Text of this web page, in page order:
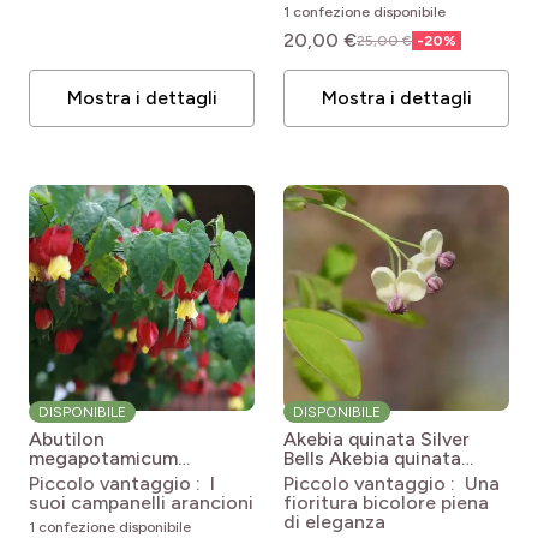
Frutteto
47 elementi
Sole
Mezz'ombra (24)
Ombra
Colore del fiore
Colore del fogliame
Fogliame
Caduco
Sempreverde (7)
Semi-caduco
Profumo
Privo di profumo
Profumo leggero (19)
Periodo di fioritura
Mostra i dettagli
1 confezione disponibile
20,00 €25,00 € -20%
Mostra i dettagli
DISPONIBILE
Abutilon
megapotamicum
Abutilon
megapotamicum
Piccolo vantaggio : I
suoi campanelli arancioni
1 confezione disponibile
DISPONIBILE
Akebia quinata Silver
Bells Akebia quinata
Silver Bells
Piccolo vantaggio : Una
fioritura bicolore piena
di eleganza